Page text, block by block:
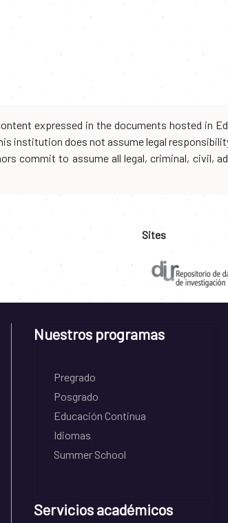
expressed in the documents hosted in
institution does not assume legal
commit to assume all legal, criminal,
Sites
Nuestros programas
Pregrado
Posgrado
Educación Continua
Idiomas
Summer School
Servicios académicos